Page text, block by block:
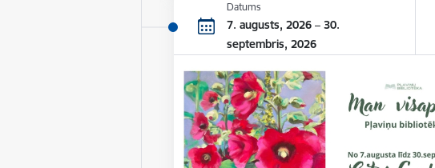
Datums
7. augusts, 2026 – 30.
septembris, 2026